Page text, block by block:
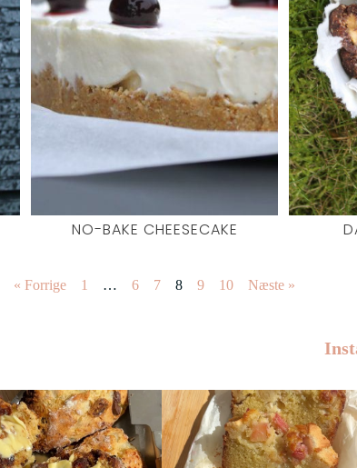
NO-BAKE CHEESECAKE
« Forrige 1 … 6 7 8 9 10 Næste »